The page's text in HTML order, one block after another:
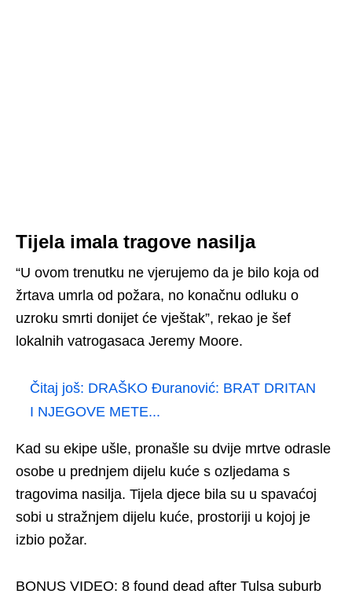
Tijela imala tragove nasilja
“U ovom trenutku ne vjerujemo da je bilo koja od
žrtava umrla od požara, no konačnu odluku o
uzroku smrti donijet će vještak”, rekao je šef
lokalnih vatrogasaca Jeremy Moore.
Čitaj još: DRAŠKO Đuranović: BRAT DRITAN
I NJEGOVE METE...
Kad su ekipe ušle, pronašle su dvije mrtve odrasle
osobe u prednjem dijelu kuće s ozljedama s
tragovima nasilja. Tijela djece bila su u spavaćoj
sobi u stražnjem dijelu kuće, prostoriji u kojoj je
izbio požar.
BONUS VIDEO: 8 found dead after Tulsa suburb